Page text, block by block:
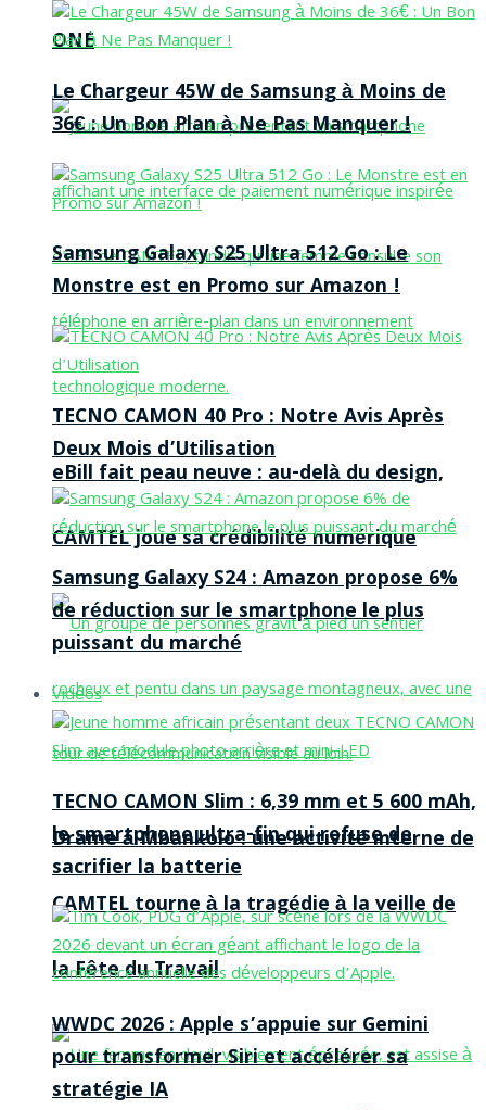
ONE
eBill fait peau neuve : au-delà du design,
CAMTEL joue sa crédibilité numérique
Drame à Mbankolo : une activité interne de
CAMTEL tourne à la tragédie à la veille de
la Fête du Travail
Le Chargeur 45W de Samsung à Moins de
36€ : Un Bon Plan à Ne Pas Manquer !
Samsung Galaxy S25 Ultra 512 Go : Le
Monstre est en Promo sur Amazon !
TECNO CAMON 40 Pro : Notre Avis Après
Deux Mois d’Utilisation
Samsung Galaxy S24 : Amazon propose 6%
de réduction sur le smartphone le plus
puissant du marché
Vidéos
TECNO CAMON Slim : 6,39 mm et 5 600 mAh,
le smartphone ultra-fin qui refuse de
sacrifier la batterie
WWDC 2026 : Apple s’appuie sur Gemini
pour transformer Siri et accélérer sa
stratégie IA